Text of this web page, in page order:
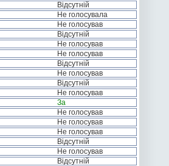
Відсутній
Не голосувала
Не голосував
Відсутній
Не голосував
Не голосував
Відсутній
Не голосував
Відсутній
Не голосував
За
Не голосував
Не голосував
Не голосував
Відсутній
Не голосував
Відсутній